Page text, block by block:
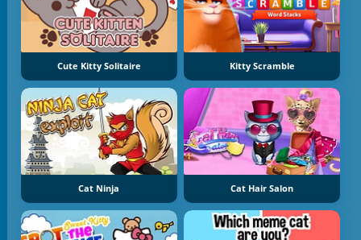
Cute Kitty Solitaire Kitty Scramble
Cat Ninja Cat Hair Salon